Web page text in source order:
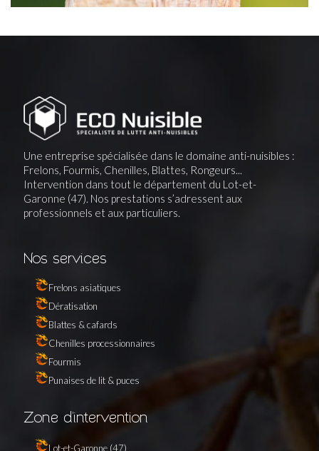
Une entreprise spécialisée dans le domaine anti-nuisibles :
Frelons, Fourmis, Chenilles, Blattes, Rongeurs...
Intervention dans tout le département du Lot-et-
Garonne (47). Nos prestations s’adressent aux
professionnels et aux particuliers.
Nos services
Frelons asiatiques
Dératisation
Blattes & cafards
Chenilles processionnaires
Fourmis
Punaises de lit & puces
Zone d’intervention
Lot-et-Garonne (47)